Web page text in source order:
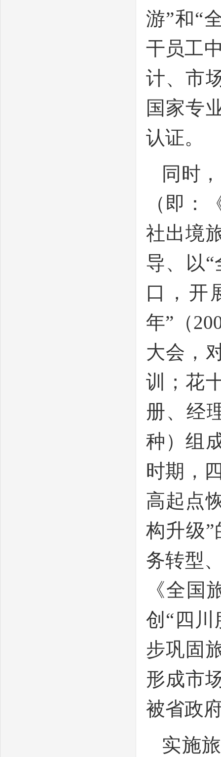
游”和“
干员工
计、市
国家专
认证。
同时
（即：
社出境
导、以
口，开
年”（
大会，
训；花
册、经
种）组
时期，
高起点
构升级
务转型
《全国
创“四
步巩固
形成市
被省政
实施